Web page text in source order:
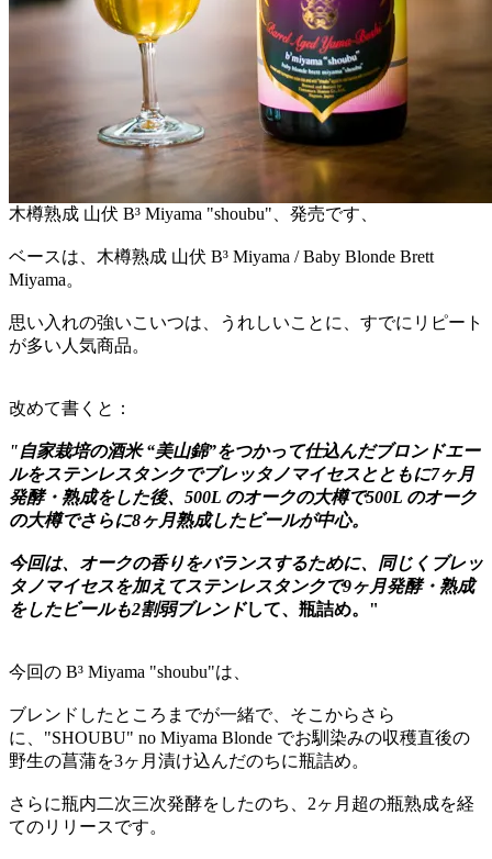
木樽熟成 山伏 B³ Miyama "shoubu"、発売です、
ベースは、木樽熟成 山伏 B³ Miyama / Baby Blonde Brett
Miyama。
思い入れの強いこいつは、うれしいことに、すでにリピート
が多い人気商品。
改めて書くと：
"自家栽培の酒米 “美山錦”をつかって仕込んだブロンドエー
ルをステンレスタンクでブレッタノマイセスとともに7ヶ月
発酵・熟成をした後、500L のオークの大樽で500L のオーク
の大樽でさらに8ヶ月熟成したビールが中心。
今回は、オークの香りをバランスするために、同じくブレッ
タノマイセスを加えてステンレスタンクで9ヶ月発酵・熟成
をしたビールも2割弱ブレンドして、瓶詰め。"
今回の B³ Miyama "shoubu"は、
ブレンドしたところまでが一緒で、そこからさら
に、"SHOUBU" no Miyama Blonde でお馴染みの収穫直後の
野生の菖蒲を3ヶ月漬け込んだのちに瓶詰め。
さらに瓶内二次三次発酵をしたのち、2ヶ月超の瓶熟成を経
てのリリースです。